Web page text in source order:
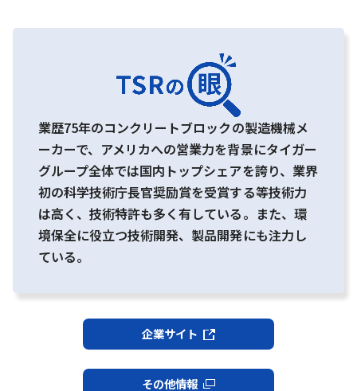
業歴75年のコンクリートブロックの製造機械メ
ーカーで、アメリカへの営業力を背景にタイガー
グループ全体では国内トップシェアを誇り、業界
初の科学技術庁長官奨励賞を受賞する等技術力
は高く、技術特許も多く有している。また、環
境保全に役立つ技術開発、製品開発にも注力し
ている。
企業サイト
その他情報